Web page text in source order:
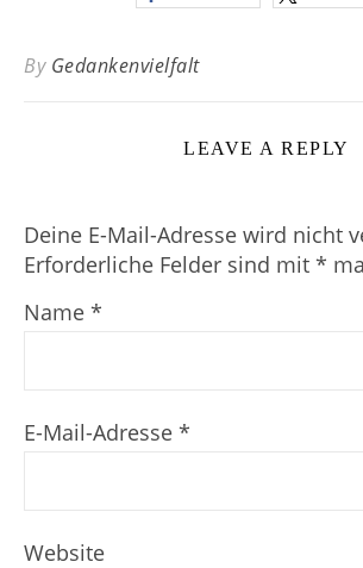
By Gedankenvielfalt
LEAVE A REPLY
Deine E-Mail-Adresse wird nicht
Erforderliche Felder sind mit *
Name *
E-Mail-Adresse *
Website